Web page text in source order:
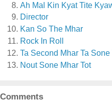
Ah Mal Kin Kyat Tite
Director
Kan So The Mhar
Rock In Roll
Ta Second Mhar Ta Sone
Nout Sone Mhar Tot
Comments